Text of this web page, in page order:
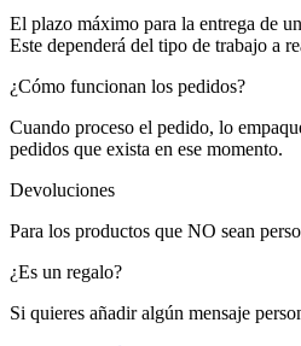
El plazo máximo para la entrega de
Este dependerá del tipo de trabajo a
¿Cómo funcionan los pedidos?
Cuando proceso el pedido, lo
pedidos que exista en ese momento.
Devoluciones
Para los productos que NO sean
¿Es un regalo?
Si quieres añadir algún mensaje